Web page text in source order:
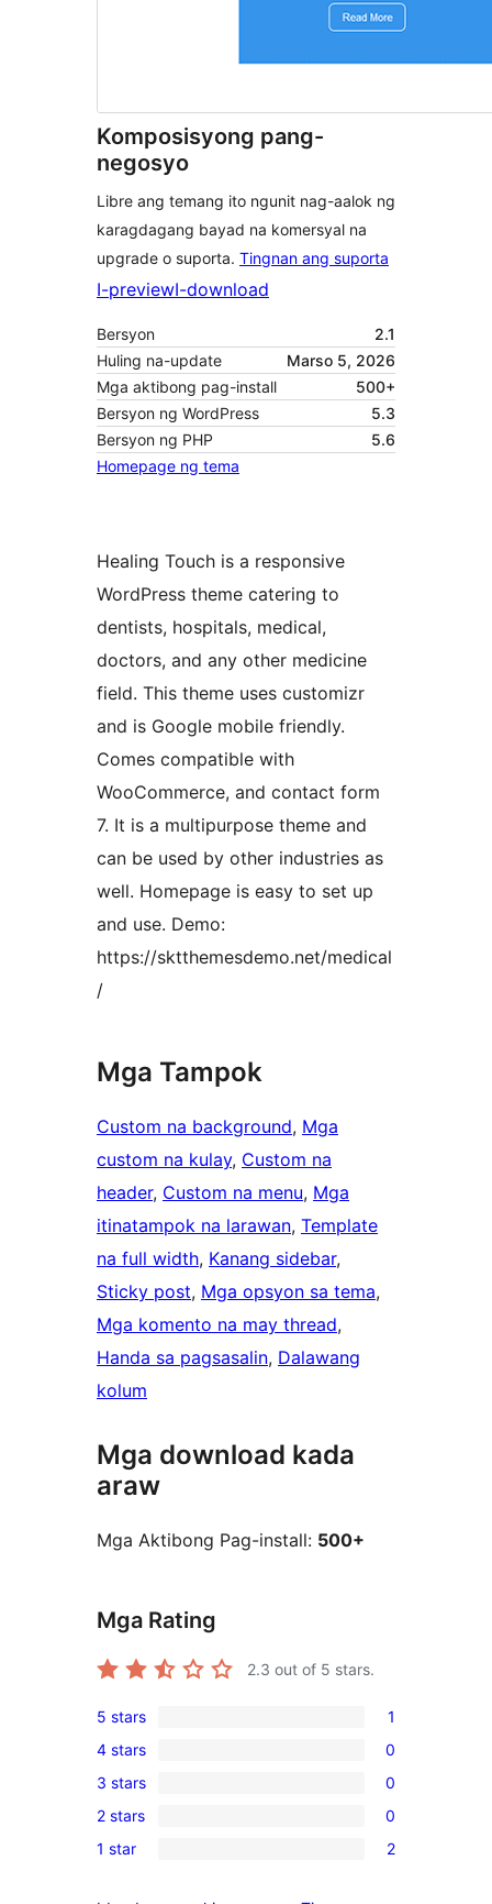
Komposisyong pang-
negosyo
Libre ang temang ito ngunit nag-aalok ng
karagdagang bayad na komersyal na
upgrade o suporta. Tingnan ang suporta
I-previewI-download
Bersyon
2.1
Huling na-update
Marso 5, 2026
Mga aktibong pag-install
500+
Bersyon ng WordPress
5.3
Bersyon ng PHP
5.6
Homepage ng tema
Healing Touch is a responsive
WordPress theme catering to
dentists, hospitals, medical,
doctors, and any other medicine
field. This theme uses customizr
and is Google mobile friendly.
Comes compatible with
WooCommerce, and contact form
7. It is a multipurpose theme and
can be used by other industries as
well. Homepage is easy to set up
and use. Demo:
https://sktthemesdemo.net/medical
/
Mga Tampok
Custom na background, Mga
custom na kulay, Custom na
header, Custom na menu, Mga
itinatampok na larawan, Template
na full width, Kanang sidebar
Sticky post, Mga opsyon sa tema
Mga komento na may thread
Handa sa pagsasalin, Dalawang
kolum
Mga download kada
araw
Mga Aktibong Pag-install: 500+
Mga Rating
2.3 out of 5 stars.
1
5-
star
review
5 stars 1
0
4-
star
reviews
4 stars 0
0
3-
star
3 stars 0
0
2-
2 stars 0
2
1 star 2